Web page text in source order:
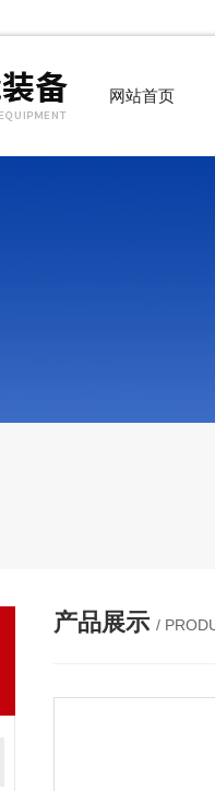
网站首页
产品展示 /